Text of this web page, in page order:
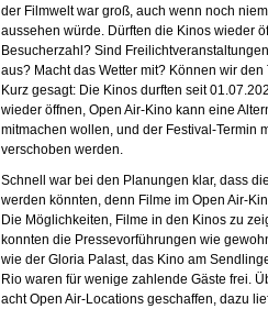
der Filmwelt war groß, auch wenn noch
aussehen würde. Dürften die Kinos wieder
Besucherzahl? Sind
aus? Macht das Wetter mit? Können wir
Kurz gesagt: Die Kinos durften seit
wieder öffnen, Open Air-Kino kann eine
mitmachen wollen, und der Festival-Termin
verschoben werden.
Schnell war bei den Planungen klar, dass
werden könnten, denn Filme im Open Air-
Die Möglichkeiten, Filme in den Kinos zu
konnten die Pressevorführungen wie
wie der Gloria Palast, das Kino am
Rio waren für wenige zahlende Gäste frei.
acht Open Air-Locations geschaffen, dazu